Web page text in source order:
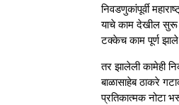
निवडणुकांपूर्वी
याचे काम देखील सुरू
टक्केच काम पूर्ण
तर झालेली कामेही
बाळासाहेब ठाकरे
प्रतिकात्मक नोटा